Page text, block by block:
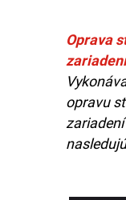
Oprava
opravu
zariadení